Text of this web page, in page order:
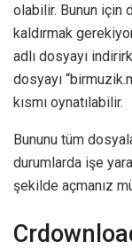
olabilir. Bunun için
kaldırmak
adlı dosyayı
dosyayı
kısmı oynatılabilir.
Bununu tüm
durumlarda işe
şekilde açmanız